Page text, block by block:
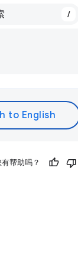
/
帮助吗？